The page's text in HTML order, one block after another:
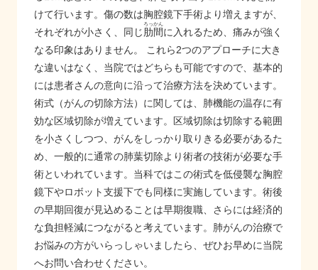
けて行います。傷の数は胸腔鏡下手術より増えますが、
それぞれが小さく、同じ 肋間
ろっかん
に入れるため、痛みが強く
なる印象はありません。 これら2つのアプローチに大き
な違いはなく、当院ではどちらも可能ですので、基本的
には患者さんの意向に沿って治療方法を決めています。
術式（がんの切除方法）に関しては、肺機能の温存に有
効な区域切除が増えています。区域切除は切除する範囲
を小さくしつつ、がんをしっかり取りきる必要があるた
め、一般的に通常の肺葉切除より術者の技術が必要な手
術といわれています。当科ではこの術式を低侵襲な胸腔
鏡下やロボット支援下でも同様に実施しています。術後
の早期回復が見込めることは早期復職、さらには経済的
な負担軽減につながると考えています。肺がんの治療で
お悩みの方がいらっしゃいましたら、ぜひお早めに当院
へお問い合わせください。